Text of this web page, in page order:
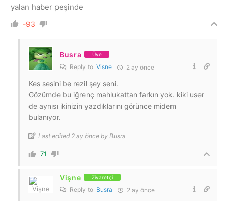
yalan haber peşinde
-93
Busra Üye
Reply to Visne 2 ay önce
Kes sesini be rezil şey seni.
Gözümde bu iğrenç mahlukattan farkın yok. kiki user
de aynısı ikinizin yazdıklarını görünce midem
bulanıyor.
Last edited 2 ay önce by Busra
71
Vişne Ziyaretçi
Reply to Busra 2 ay önce